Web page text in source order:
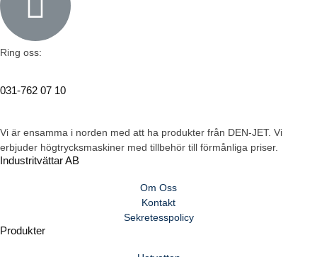
Ring oss:
031-762 07 10
Vi är ensamma i norden med att ha produkter från DEN-JET. Vi
erbjuder högtrycksmaskiner med tillbehör till förmånliga priser.
Industritvättar AB
Om Oss
Kontakt
Sekretesspolicy
Produkter